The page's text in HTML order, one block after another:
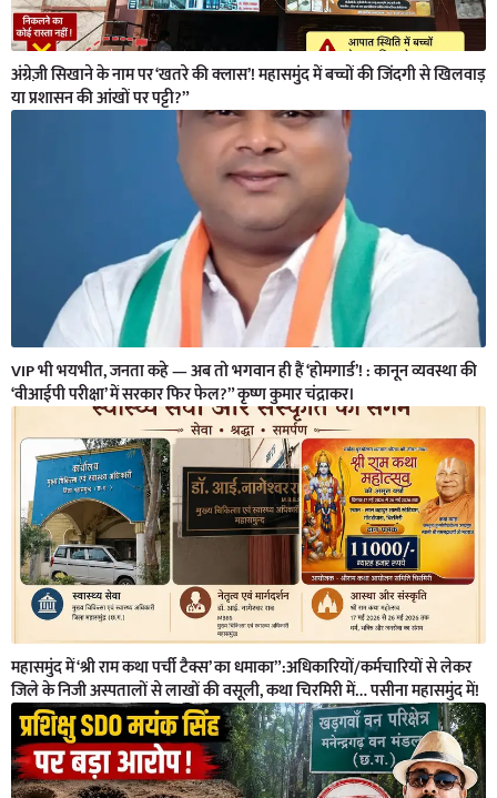
अंग्रेज़ी सिखाने के नाम पर ‘खतरे की क्लास’! महासमुंद में बच्चों की जिंदगी से खिलवाड़
या प्रशासन की आंखों पर पट्टी?”
VIP भी भयभीत, जनता कहे — अब तो भगवान ही हैं ‘होमगार्ड’! : कानून व्यवस्था की
‘वीआईपी परीक्षा’ में सरकार फिर फेल?” कृष्ण कुमार चंद्राकर।
महासमुंद में ‘श्री राम कथा पर्ची टैक्स’ का धमाका”:अधिकारियों/कर्मचारियों से लेकर
जिले के निजी अस्पतालों से लाखों की वसूली, कथा चिरमिरी में… पसीना महासमुंद में!